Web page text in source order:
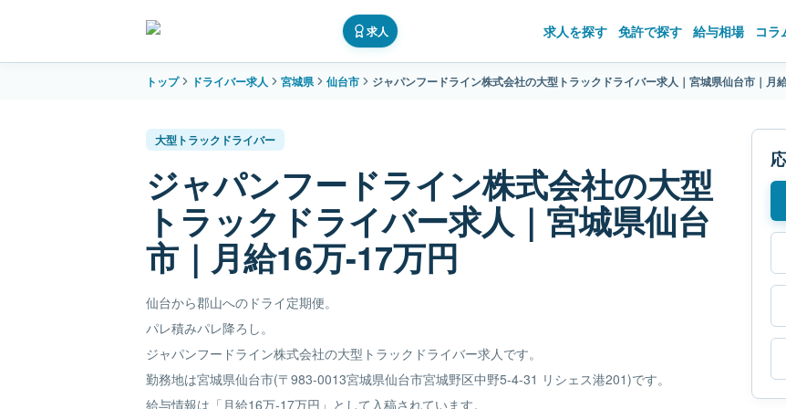
求人 求人を探す 免許で探す 給与相場 コラ
トップ ドライバー求人 宮城県 仙台市 ジャパンフードライン株式会社の大型トラックドライバー求人｜宮城県仙台市｜月
大型トラックドライバー
ジャパンフードライン株式会社の大型
トラックドライバー求人｜宮城県仙台
市｜月給16万-17万円
仙台から郡山へのドライ定期便。
パレ積みパレ降ろし。
ジャパンフードライン株式会社の大型トラックドライバー求人です。
勤務地は宮城県仙台市(〒983-0013宮城県仙台市宮城野区中野5-4-31 リシェス港201)です。
給与情報は「月給16万-17万円」として入稿されています。